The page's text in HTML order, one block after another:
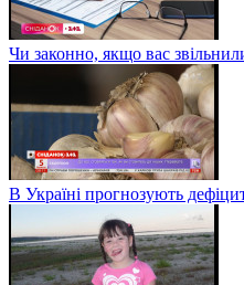
Чи законно, якщо вас
В Україні прогнозують